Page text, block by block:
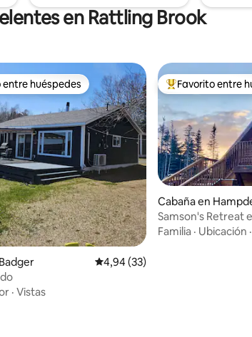
en Rattling Brook
de 5. 87 evaluaciones
los huéspedes más destacados
entre huéspedes
Calificación promedio: 4,94 de
4,94 (33)
· Vistas
Favorito entre los
Favorito entre
Cabaña en
Samson's Retreat
Familia · Ubicación ·